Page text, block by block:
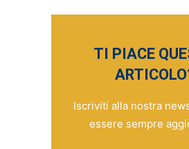
TI PIACE
Iscriviti alla nostra
essere sempre